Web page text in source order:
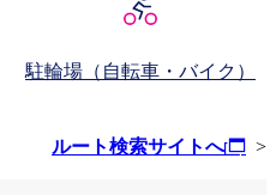
駐輪場（自転車・バイク）
ルート検索サイトへ >